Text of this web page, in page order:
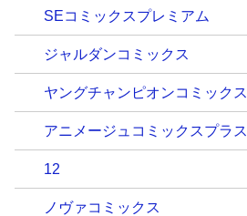
SEコミックスプレミアム
ジャルダンコミックス
ヤングチャンピオンコミックス
アニメージュコミックスプラス
12
ノヴァコミックス